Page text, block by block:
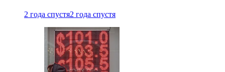
2 года спустя2 года спустя